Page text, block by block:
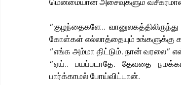
மென்மையான அசைவுகளும் வசீகரமான
“குழந்தைகளே..
கோள்கள் எல்லாத்தையும் உங்களுக்கு
“எங்க அம்மா திட்டும். நான் வரலை”
“ஏய்.. பயப்படாதே. தேவதை
பார்க்காமல் போய்விட்டான்.